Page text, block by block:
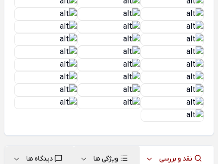
نقد و بررسی ویژگی ها دیدگاه ها